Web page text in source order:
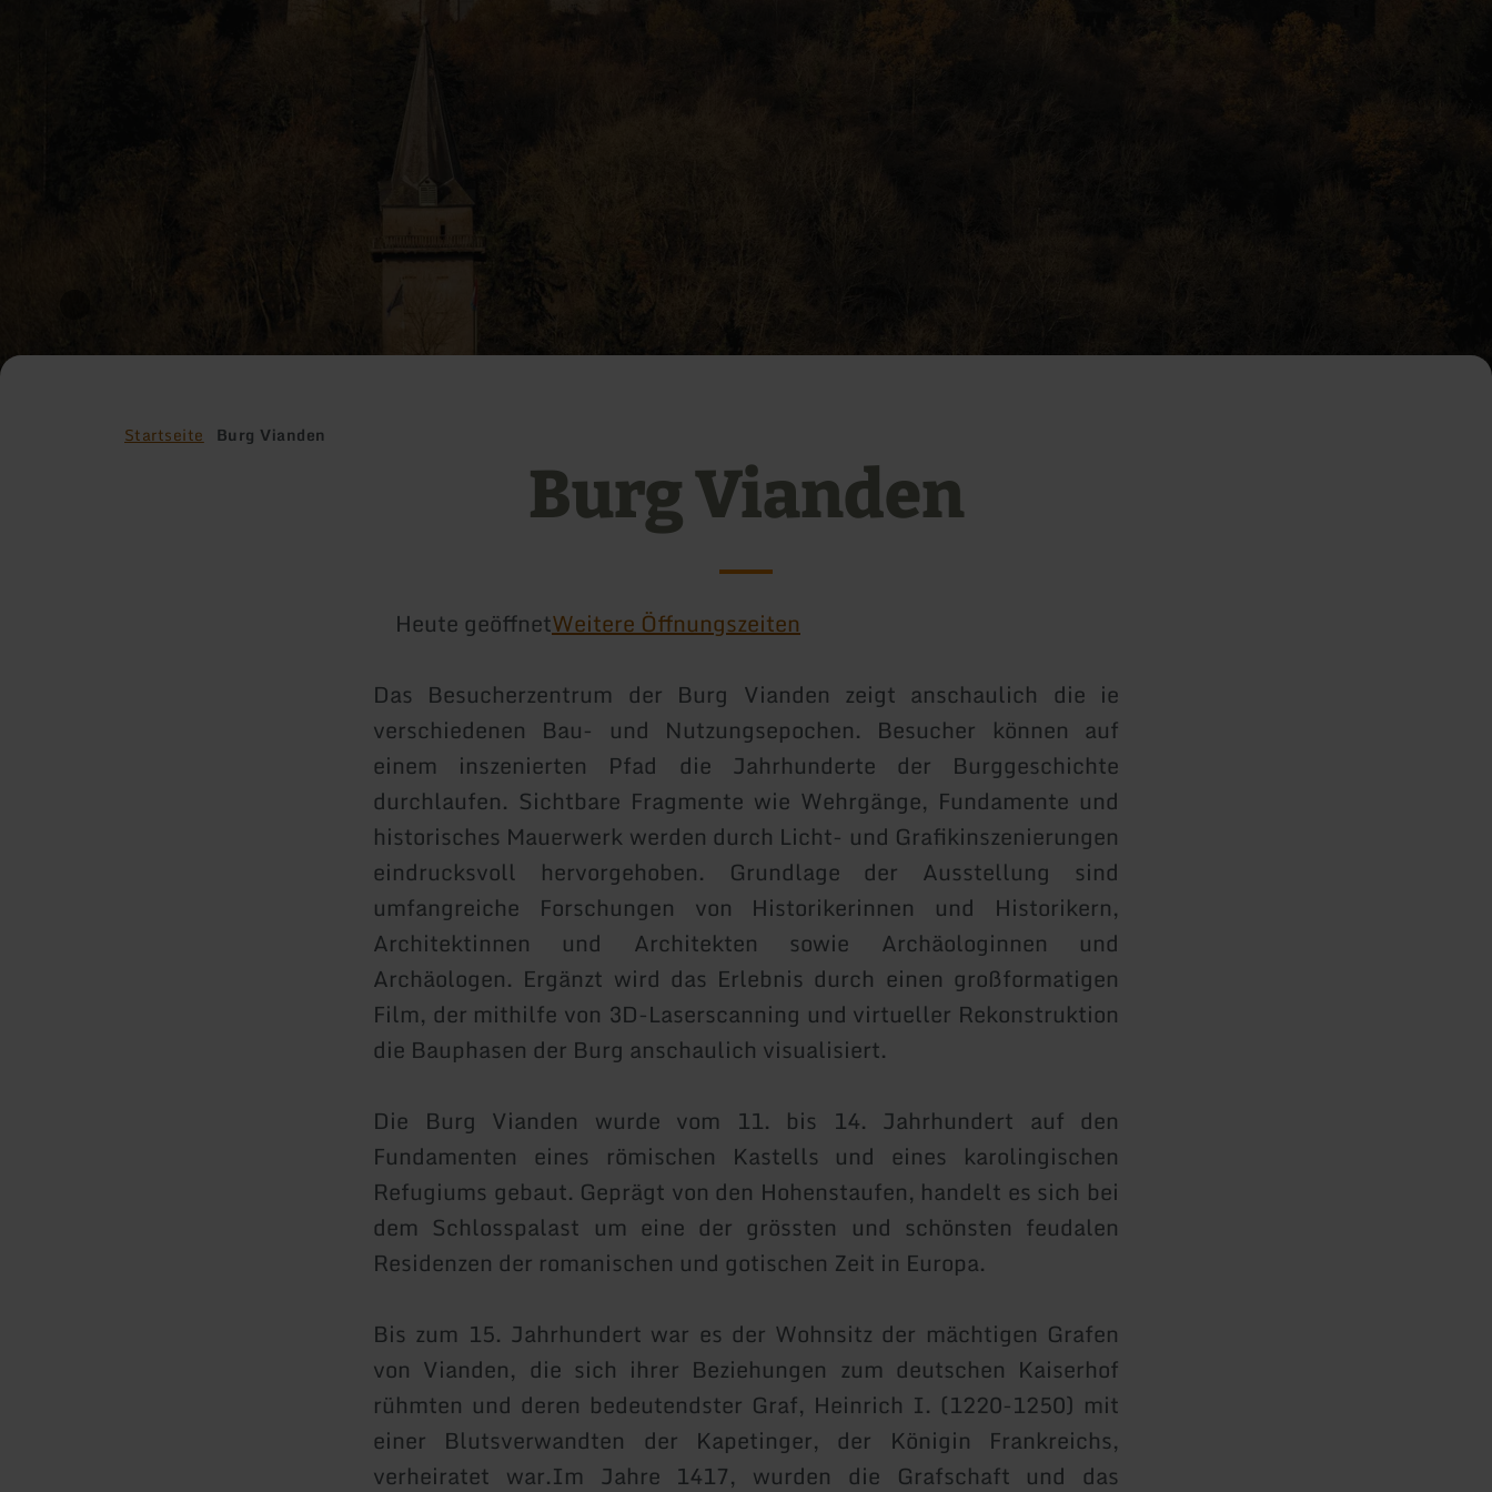
Startseite Burg Vianden
Burg Vianden
Heute geöffnetWeitere Öffnungszeiten
Das Besucherzentrum der Burg Vianden zeigt anschaulich die ie
verschiedenen Bau- und Nutzungsepochen. Besucher können auf
einem inszenierten Pfad die Jahrhunderte der Burggeschichte
durchlaufen. Sichtbare Fragmente wie Wehrgänge, Fundamente und
historisches Mauerwerk werden durch Licht- und Grafikinszenierungen
eindrucksvoll hervorgehoben. Grundlage der Ausstellung sind
umfangreiche Forschungen von Historikerinnen und Historikern,
Architektinnen und Architekten sowie Archäologinnen und
Archäologen. Ergänzt wird das Erlebnis durch einen großformatigen
Film, der mithilfe von 3D-Laserscanning und virtueller Rekonstruktion
die Bauphasen der Burg anschaulich visualisiert.
Die Burg Vianden wurde vom 11. bis 14. Jahrhundert auf den
Fundamenten eines römischen Kastells und eines karolingischen
Refugiums gebaut. Geprägt von den Hohenstaufen, handelt es sich bei
dem Schlosspalast um eine der grössten und schönsten feudalen
Residenzen der romanischen und gotischen Zeit in Europa.
Bis zum 15. Jahrhundert war es der Wohnsitz der mächtigen Grafen
von Vianden, die sich ihrer Beziehungen zum deutschen Kaiserhof
rühmten und deren bedeutendster Graf, Heinrich I. (1220-1250) mit
einer Blutsverwandten der Kapetinger, der Königin Frankreichs,
verheiratet war.Im Jahre 1417, wurden die Grafschaft und das